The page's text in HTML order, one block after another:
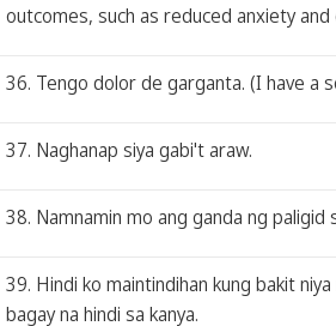
outcomes, such as reduced anxiety
36. Tengo dolor de garganta. (I have a
37. Naghanap siya gabi't araw.
38. Namnamin mo ang ganda ng paligid
39. Hindi ko maintindihan kung bakit
bagay na hindi sa kanya.